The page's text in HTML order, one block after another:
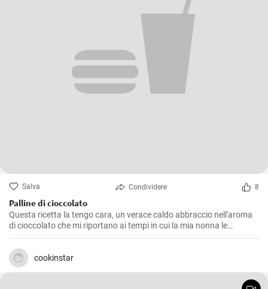
Salva Condividere 8
Palline di cioccolato
Questa ricetta la tengo cara, un verace caldo abbraccio nell'aroma
di cioccolato che mi riportano ai tempi in cui la mia nonna le
preparava durante le festività. Le Palline di Cioccolato sono semplici
da realizzare, ma non per questo meno deliziose. Perfette da servire
come dolcetto a fine pasto o per un snack pomeridiano, sono
caratterizzate da un sapore intenso e una consistenza morbida che
cookinstar